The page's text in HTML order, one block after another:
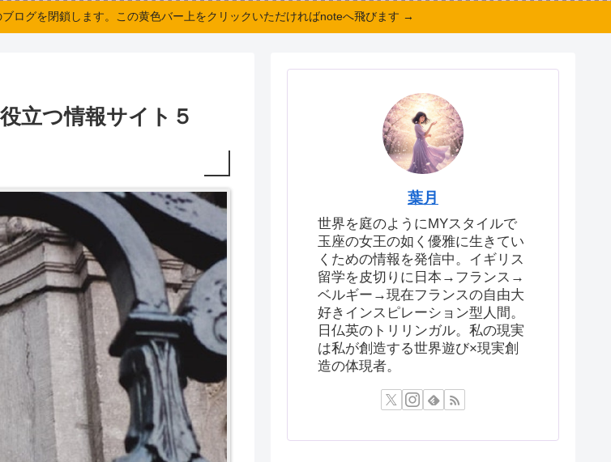
ログを閉鎖します。この黄色バー上をクリックいただければnoteへ飛びます →
立つ情報サイト５
葉月
世界を庭のようにMYスタイルで
玉座の女王の如く優雅に生きてい
くための情報を発信中。イギリス
留学を皮切りに日本→フランス→
ベルギー→現在フランスの自由大
好きインスピレーション型人間。
日仏英のトリリンガル。私の現実
は私が創造する世界遊び×現実創
造の体現者。